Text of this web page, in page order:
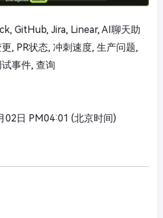
GitHub, Jira, Linear, AI聊天助
, PR状态, 冲刺速度, 生产问题,
事件, 查询
02日 PM04:01 (北京时间)